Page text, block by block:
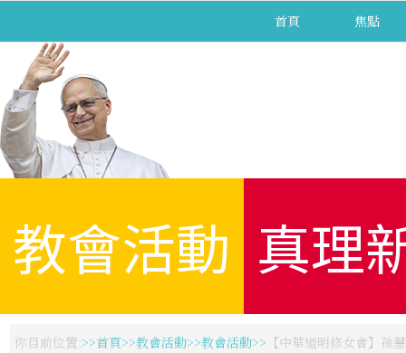
首頁 焦點
教會活動 真理
你目前位置: 首頁 教會活動 教會活動 【中華道明修女會】孫